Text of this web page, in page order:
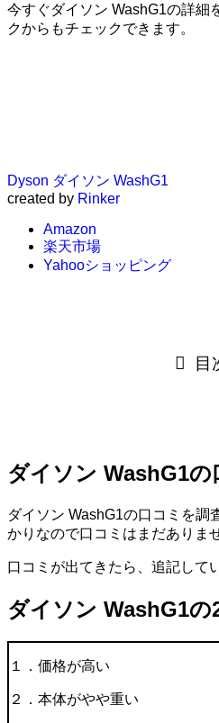
今すぐダイソン WashG1の詳細
クからもチェックできます。
Dyson ダイソン WashG1
created by Rinker
Amazon
楽天市場
Yahooショッピング
目
ダイソン WashG1の
ダイソン WashG1の口コミを調
かりなので口コミはまだありま
口コミが出てきたら、追記して
ダイソン WashG1の
１．価格が高い
２．本体がやや重い